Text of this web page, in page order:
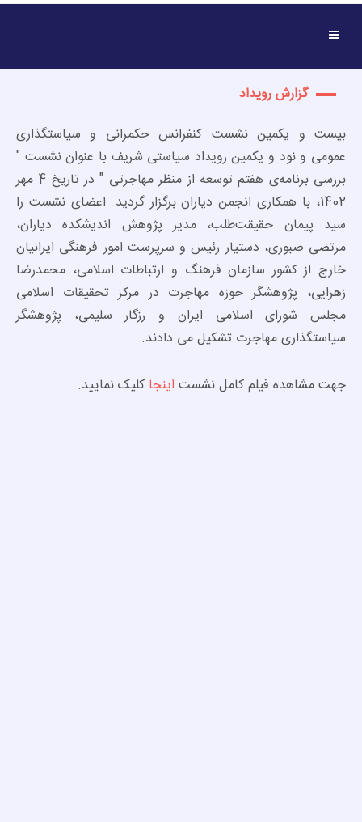
گزارش رويداد
بیست و یکمین نشست کنفرانس حکمرانی و سیاستگذاری
عمومی و نود و یکمین رویداد سیاستی شریف با عنوان نشست "
بررسی برنامه‌ی هفتم توسعه از منظر مهاجرتی " در تاریخ 4 مهر
1402، با همکاری انجمن دیاران برگزار گردید. اعضای نشست را
سید پیمان حقیقت‌طلب، مدیر پژوهش اندیشکده دیاران،
مرتضی صبوری، دستیار رئیس و سرپرست امور فرهنگی ایرانیان
خارج از کشور سازمان فرهنگ و ارتباطات اسلامی، محمدرضا
زهرایی، پژوهشگر حوزه مهاجرت در مرکز تحقیقات اسلامی
مجلس شورای اسلامی ایران و رزگار سلیمی، پژوهشگر
سیاستگذاری مهاجرت تشکیل می دادند.
جهت مشاهده فیلم کامل نشست اینجا کلیک نمایید.